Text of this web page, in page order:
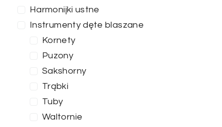
Harmonijki ustne
Instrumenty dęte blaszane
Kornety
Puzony
Sakshorny
Trąbki
Tuby
Waltornie